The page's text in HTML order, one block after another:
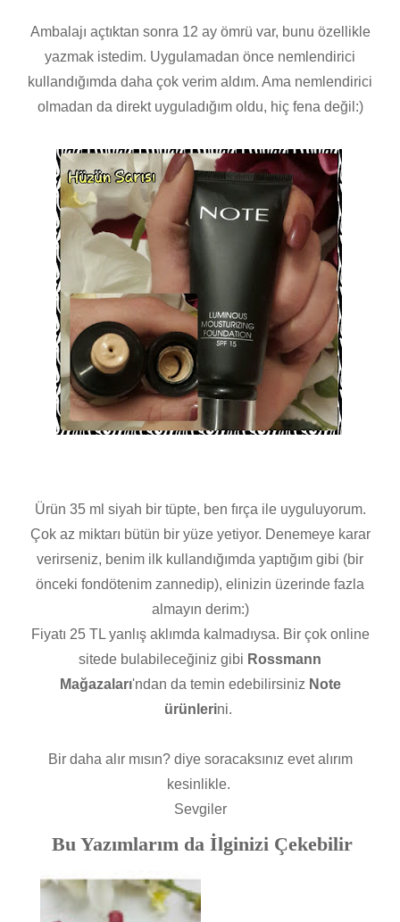
Ambalajı açtıktan sonra 12 ay ömrü var, bunu özellikle
yazmak istedim. Uygulamadan önce nemlendirici
kullandığımda daha çok verim aldım. Ama nemlendirici
olmadan da direkt uyguladığım oldu, hiç fena değil:)
Ürün 35 ml siyah bir tüpte, ben fırça ile uyguluyorum.
Çok az miktarı bütün bir yüze yetiyor. Denemeye karar
verirseniz, benim ilk kullandığımda yaptığım gibi (bir
önceki fondötenim zannedip), elinizin üzerinde fazla
almayın derim:)
Fiyatı 25 TL yanlış aklımda kalmadıysa. Bir çok online
sitede bulabileceğiniz gibi Rossmann
Mağazaları'ndan da temin edebilirsiniz Note
ürünlerini.
Bir daha alır mısın? diye soracaksınız evet alırım
kesinlikle.
Sevgiler
Bu Yazımlarım da İlginizi Çekebilir